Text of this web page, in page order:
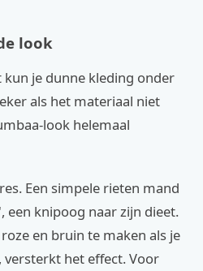
look
je dunne kleding onder
als het materiaal niet
look helemaal
Een simpele rieten mand
een knipoog naar zijn dieet.
en bruin te maken als je
versterkt het effect. Voor